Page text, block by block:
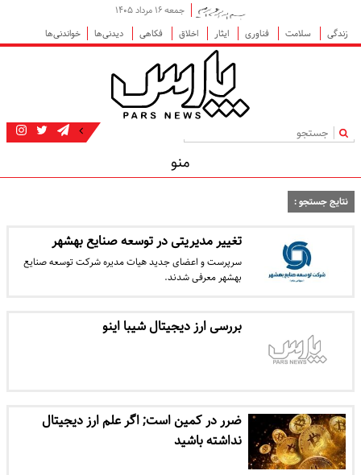
جمعه ۱۶ مرداد ۱۴۰۵
زندگی
سلامت فناوری ایثار اخلاق فکاهی دیدنی‌ها خواندنی‌ها
|
منو
نتایج جستجو :
تغییر مدیریتی در توسعه صنایع بهشهر
سرپرست و اعضای جدید هیات مدیره شرکت توسعه صنایع
بهشهر معرفی شدند.
بررسی ارز دیجیتال شیبا اینو
ضرر در کمین است; اگر علم ارز دیجیتال
نداشته باشید